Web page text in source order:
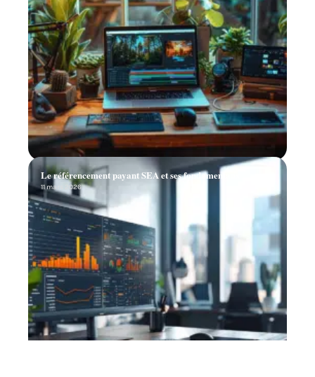
Le référencement payant SEA et ses fondamentaux
11 mars 2026